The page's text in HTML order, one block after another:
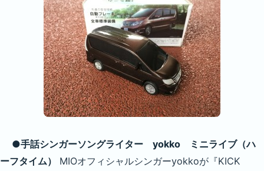
●手話シンガーソングライター yokko ミニライブ（ハ
ーフタイム）
MIOオフィシャルシンガーyokkoが『KICK